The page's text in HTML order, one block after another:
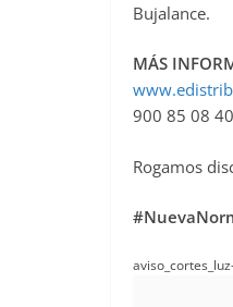
Bujalance.
MÁS
900 85 08 40
Rogamos